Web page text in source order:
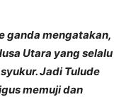
ganda mengatakan,
Utara yang selalu
Jadi Tulude
memuji dan